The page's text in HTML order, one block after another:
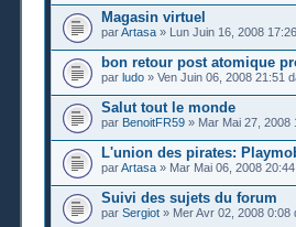
Magasin virtuel
parArtasa » Lun Juin 16, 2008
bon retour post atomique
par ludo » Ven Juin 06, 2008 21:51
Salut tout le monde
par BenoitFR59 » Mar Mai 27, 2008
L'union des pirates:
parArtasa » Mar Mai 06, 2008
Suivi des sujets du forum
par Sergiot » Mer Avr 02, 2008 0:08